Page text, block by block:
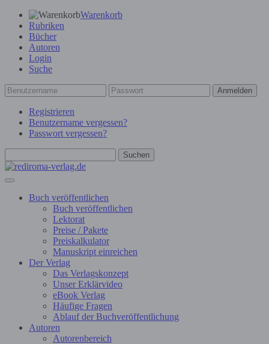
Warenkorb
Rubriken
Bücher
Autoren
Login
Suche
Anmelden
Registrieren
Benutzername vergessen?
Passwort vergessen?
Suchen
Buch veröffentlichen
Buch veröffentlichen
Lektorat
Preise / Pakete
Preiskalkulator
Manuskript einreichen
Der Verlag
Das Verlagskonzept
Unser Erklärvideo
eBook Verlag
Häufige Fragen
Ablauf der Buchveröffentlichung
Autoren
Autorenbereich